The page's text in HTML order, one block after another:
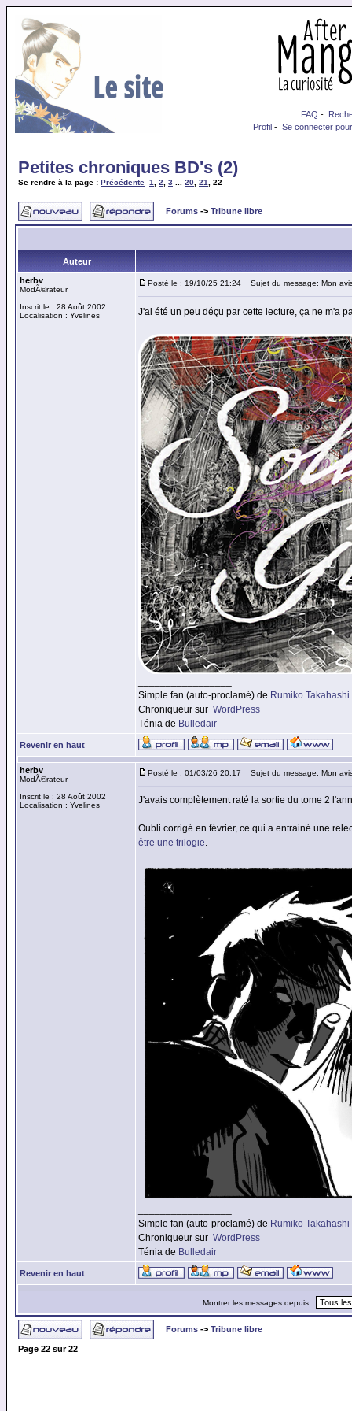
FAQ -
Profil - Se connecter
Petites chroniques BD's (2)
Se rendre à la page : Précédente 1 2 3 20 21 22
Forums -> Tribune libre
Auteur
herbv
ModÃ©rateur
Inscrit le : 28 Août 2002
Localisation : Yvelines
Posté le : 19/10/25 21:24 Sujet du message: Mon
J'ai été un peu déçu par cette lecture, ça ne m'a
Simple fan (auto-proclamé) de Rumiko Takahashi
Chroniqueur sur WordPress
Ténia de Bulledair
Revenir en haut
herbv
ModÃ©rateur
Inscrit le : 28 Août 2002
Localisation : Yvelines
Posté le : 01/03/26 20:17 Sujet du message: Mon
J'avais complètement raté la sortie du tome 2
Oubli corrigé en février, ce qui a entrainé une
être une trilogie.
Simple fan (auto-proclamé) de Rumiko Takahashi
Chroniqueur sur WordPress
Ténia de Bulledair
Revenir en haut
Montrer les messages depuis :
Forums -> Tribune libre
Page 22 sur22